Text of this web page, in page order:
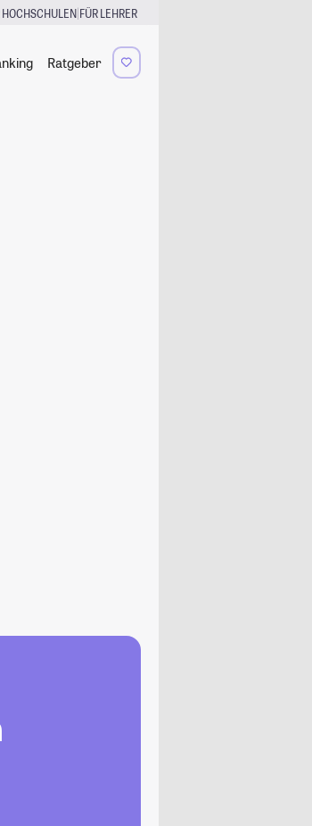
HOCHSCHULEN|FÜR LEHRER
Ratgeber